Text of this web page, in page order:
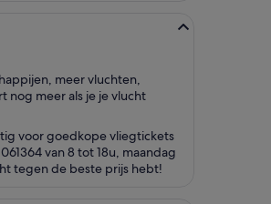
meer vluchten,
nog meer als je je vlucht
voor goedkope vliegtickets
van 8 tot 18u, maandag
tegen de beste prijs hebt!